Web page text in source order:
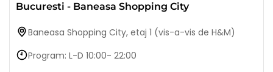
Bucuresti - Baneasa Shopping City
Baneasa Shopping City, etaj 1 (vis-a-vis de H&M)
Program: L-D 10:00- 22:00